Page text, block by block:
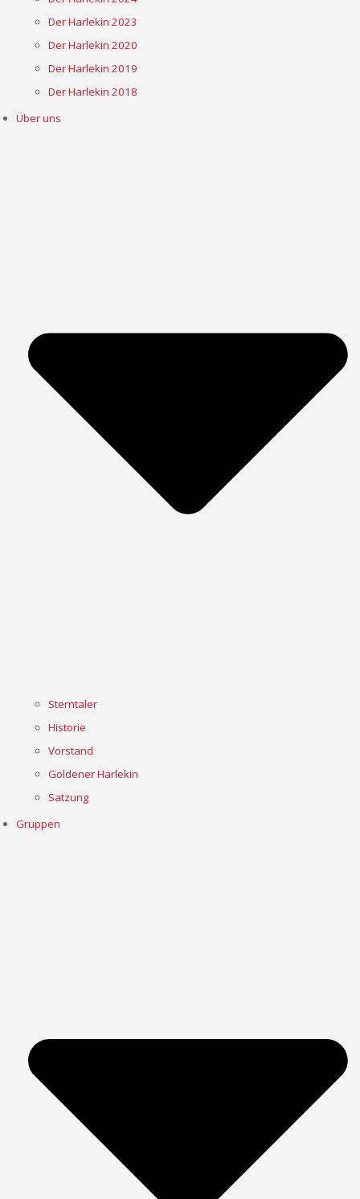
Der Harlekin 2023
Der Harlekin 2020
Der Harlekin 2019
Der Harlekin 2018
Über uns
Sterntaler
Historie
Vorstand
Goldener Harlekin
Satzung
Gruppen